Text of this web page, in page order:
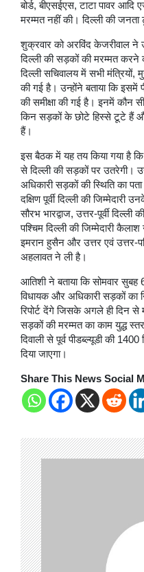
बोर्ड, बीएसईएस, टाटा पावर
मरम्मत नहीं की। दिल्ली की
शुक्रवार को अरविंद केजरीवाल ने
दिल्ली की सड़कों की मरम्मत करने
दिल्ली सचिवालय में सभी
की गई है। उन्होंने बताया कि इसमें
की समीक्षा की गई है। इनमें कौन
किन सड़कों के छोटे हिस्से टूटे हैं
हैं।
इस बैठक में यह तय किया गया है कि
से दिल्ली की सड़कों पर उतरेगी।
अधिकारी सड़कों की स्थिति का
दक्षिण पूर्वी दिल्ली की जिम्मेदारी
सौरभ भारद्वाज, उत्तर-पूर्वी दिल्ली
पश्चिम दिल्ली की जिम्मेदारी
इमरान हुसैन और उत्तर एवं उत्तर-
अहलावत ने ली है।
आतिशी ने बताया कि सोमवार
विधायक और अधिकारी सड़कों का
रिपोर्ट देंगे जिसके अगले ही दिन से
सड़कों की मरम्मत का काम युद्ध
दिवाली से पूर्व पीडब्ल्यूडी की
दिया जाएगा।
Share This News Social